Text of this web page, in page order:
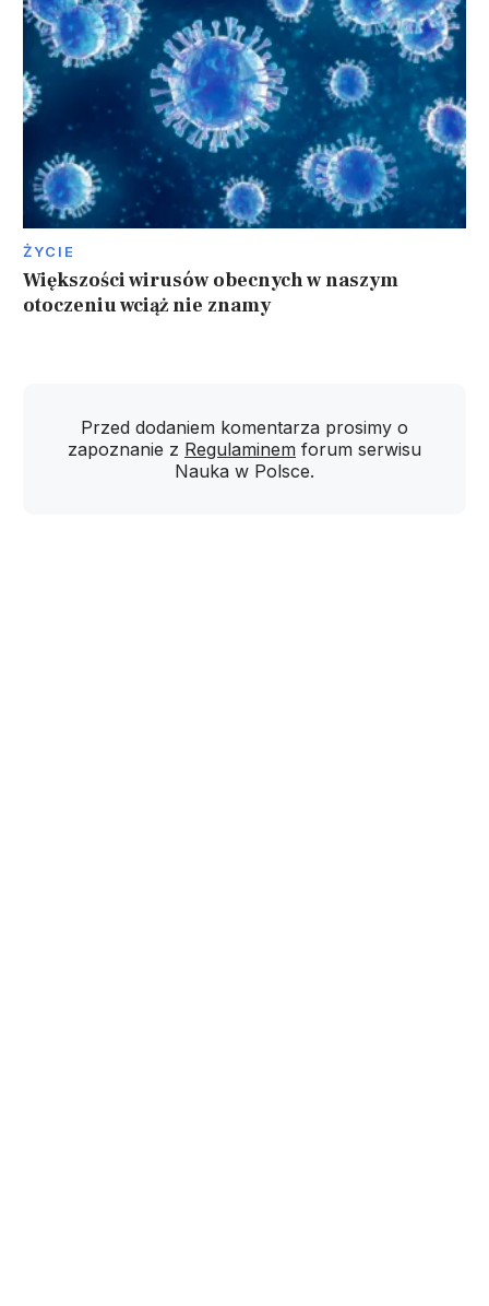
ŻYCIE
Większości wirusów obecnych w naszym
otoczeniu wciąż nie znamy
Przed dodaniem komentarza prosimy o
zapoznanie z Regulaminem forum serwisu
Nauka w Polsce.